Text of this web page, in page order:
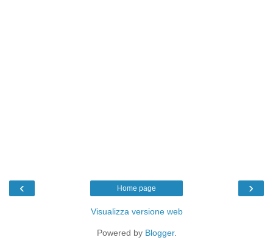
‹ ›
Home page
Visualizza versione web
Powered by Blogger.